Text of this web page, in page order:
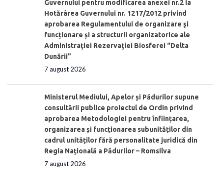
Guvernului pentru modificarea anexei nr.2 la
Hotărârea Guvernului nr. 1217/2012 privind
aprobarea Regulamentului de organizare şi
funcționare și a structurii organizatorice ale
Administraţiei Rezervaţiei Biosferei “Delta
Dunării”
7 august 2026
Ministerul Mediului, Apelor și Pădurilor supune
consultării publice proiectul de Ordin privind
aprobarea Metodologiei pentru înființarea,
organizarea și funcționarea subunităților din
cadrul unităților fără personalitate juridică din
Regia Națională a Pădurilor – Romsilva
7 august 2026